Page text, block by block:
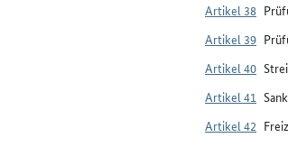
Artikel 38
Artikel 39
Artikel 40
Artikel 41
Artikel 42